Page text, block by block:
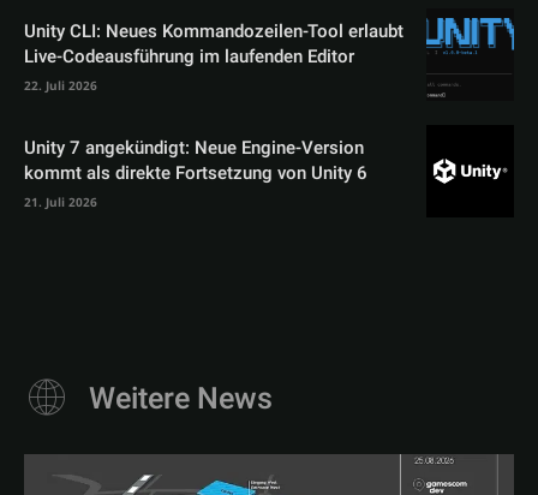
Unity CLI: Neues Kommandozeilen-Tool erlaubt
Live-Codeausführung im laufenden Editor
22. Juli 2026
Unity 7 angekündigt: Neue Engine-Version
kommt als direkte Fortsetzung von Unity 6
21. Juli 2026
Weitere News